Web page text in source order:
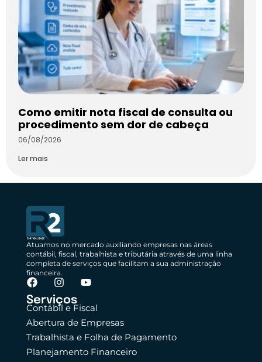
Como emitir nota fiscal de consulta ou
procedimento sem dor de cabeça
06/08/2026
Ler mais
Atuamos no mercado auxiliando empresas nas áreas
contábil, fiscal, trabalhista e tributária através de uma linha
completa de serviços que facilitam a sua administração
financeira.
Serviços
Contábil e Fiscal
Abertura de Empresas
Trabalhista e Folha de Pagamento
Planejamento Financeiro